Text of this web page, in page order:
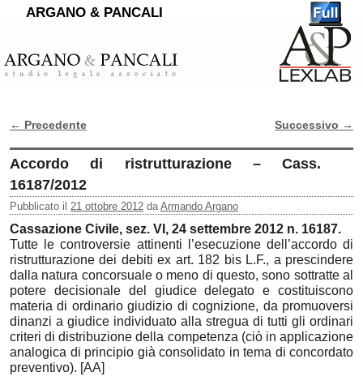
ARGANO & PANCALI
Navigazione Articoli
← Precedente Successivo →
Accordo di ristrutturazione – Cass.
16187/2012
Pubblicato il 21 ottobre 2012 daArmando Argano
Cassazione Civile, sez. VI, 24 settembre 2012 n. 16187.
Tutte le controversie attinenti l’esecuzione dell’accordo di
ristrutturazione dei debiti ex art. 182 bis L.F., a prescindere
dalla natura concorsuale o meno di questo, sono sottratte al
potere decisionale del giudice delegato e costituiscono
materia di ordinario giudizio di cognizione, da promuoversi
dinanzi a giudice individuato alla stregua di tutti gli ordinari
criteri di distribuzione della competenza (ciò in applicazione
analogica di principio già consolidato in tema di concordato
preventivo). [AA]